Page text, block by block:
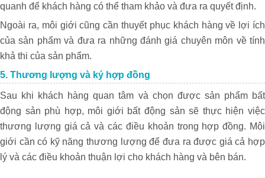
quanh để khách hàng có thể tham khảo và đưa ra quyết định.
Ngoài ra, môi giới cũng cần thuyết phục khách hàng về lợi ích
của sản phẩm và đưa ra những đánh giá chuyên môn về tính
khả thi của sản phẩm.
5. Thương lượng và ký hợp đồng
Sau khi khách hàng quan tâm và chọn được sản phẩm bất
động sản phù hợp, môi giới bất động sản sẽ thực hiện việc
thương lượng giá cả và các điều khoản trong hợp đồng. Môi
giới cần có kỹ năng thương lượng để đưa ra được giá cả hợp
lý và các điều khoản thuận lợi cho khách hàng và bên bán.